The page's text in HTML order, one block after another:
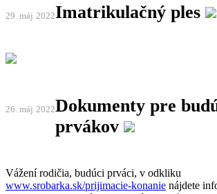
29. máj 2022Imatrikulačný ples
26. máj 2022Dokumenty pre
prvákov
Vážení rodičia, budúci prváci, v odkliku
www.srobarka.sk/prijimacie-konanie nájdete